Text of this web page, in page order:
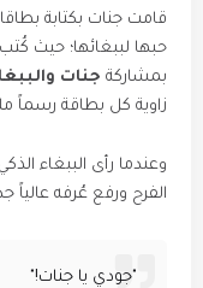
​قامت جنات بكتابة
حبها لببغائها؛ حيث
بمشاركة جنات
زاوية كل بطاقة رسماً
​وعندما رأى الببغاء
الفرح ورفع عُرفه
​"جودي يا جنات!"